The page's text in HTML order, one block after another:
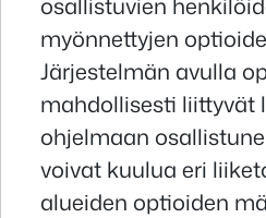
myönnettyjen
Järjestelmän avulla
mahdollisesti
ohjelmaan
voivat kuulua eri
alueiden optioiden